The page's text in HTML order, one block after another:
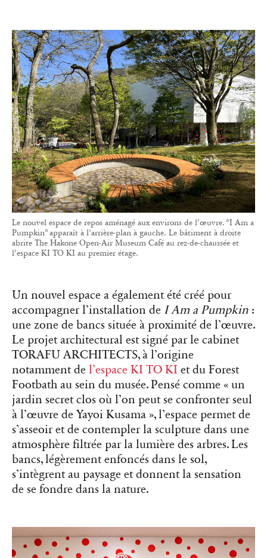
Le nouvel espace de repos aménagé aux environs de l’œuvre. “I Am a
Pumpkin” apparaît à l’arrière-plan à gauche. Le bâtiment à droite
abrite The Hakone Open-Air Museum Café au rez-de-chaussée et
l’espace KI TO KI au premier étage.
Un nouvel espace a également été créé pour
accompagner l’installation de I Am a Pumpkin :
une zone de bancs située à proximité de l’œuvre.
Le projet architectural est signé par le cabinet
TORAFU ARCHITECTS, à l’origine
notamment de l’espace KI TO KI et du Forest
Footbath au sein du musée. Pensé comme « un
jardin secret clos où l’on peut se confronter seul
à l’œuvre de Yayoi Kusama », l’espace permet de
s’asseoir et de contempler la sculpture dans une
atmosphère filtrée par la lumière des arbres. Les
bancs, légèrement enfoncés dans le sol,
s’intègrent au paysage et donnent la sensation
de se fondre dans la nature.